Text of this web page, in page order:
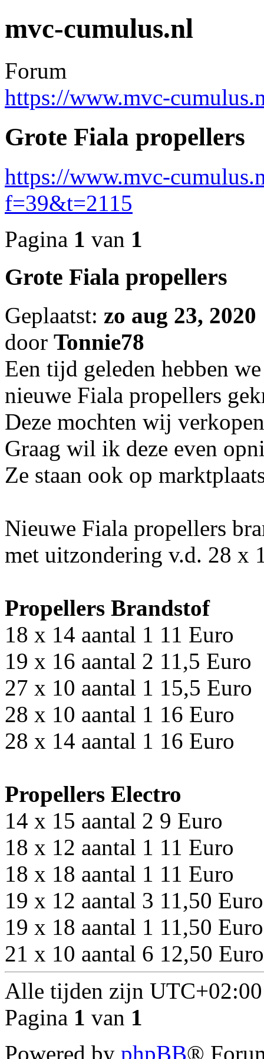
mvc-cumulus.nl
Forum
https://www.mvc-
Grote Fiala propellers
https://www.mvc-
f=39&t=2115
Pagina 1 van 1
Grote Fiala propellers
Geplaatst: zo aug 23,
door Tonnie78
Een tijd geleden hebben
nieuwe Fiala propellers
Deze mochten wij
Graag wil ik deze even
Ze staan ook op
Nieuwe Fiala propellers
met uitzondering v.d. 28 x
Propellers Brandstof
18 x 14 aantal 1 11 Euro
19 x 16 aantal 2 11,5 Euro
27 x 10 aantal 1 15,5 Euro
28 x 10 aantal 1 16 Euro
28 x 14 aantal 1 16 Euro
Propellers Electro
14 x 15 aantal 2 9 Euro
18 x 12 aantal 1 11 Euro
18 x 18 aantal 1 11 Euro
19 x 12 aantal 3 11,50 Euro
19 x 18 aantal 1 11,50 Euro
21 x 10 aantal 6 12,50 Euro
Alle tijden zijn UTC+02:00
Pagina 1 van 1
Powered by phpBB®